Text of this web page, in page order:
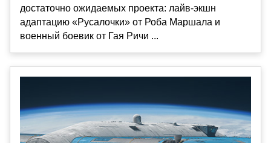
достаточно ожидаемых проекта: лайв-экшн
адаптацию «Русалочки» от Роба Маршала и
военный боевик от Гая Ричи ...